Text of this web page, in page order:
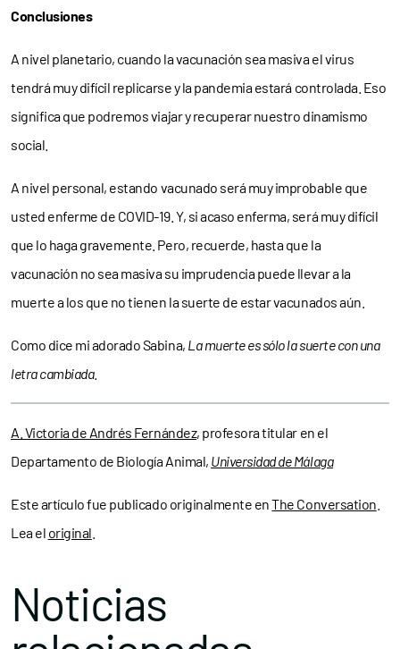
Conclusiones
A nivel planetario, cuando la vacunación sea masiva el virus
tendrá muy difícil replicarse y la pandemia estará controlada. Eso
significa que podremos viajar y recuperar nuestro dinamismo
social.
A nivel personal, estando vacunado será muy improbable que
usted enferme de COVID-19. Y, si acaso enferma, será muy difícil
que lo haga gravemente. Pero, recuerde, hasta que la
vacunación no sea masiva su imprudencia puede llevar a la
muerte a los que no tienen la suerte de estar vacunados aún.
Como dice mi adorado Sabina, La muerte es sólo la suerte con una
letra cambiada.
A. Victoria de Andrés Fernández, profesora titular en el
Departamento de Biología Animal, Universidad de Málaga
Este artículo fue publicado originalmente enThe Conversation
Lea el original
Noticias